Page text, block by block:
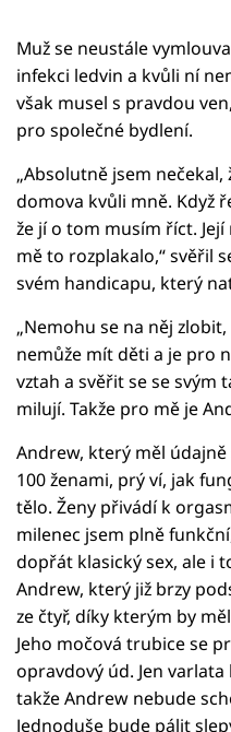
Muž se neustále
infekci ledvin a kvůli ní
však musel s pravdou
pro společné bydlení.
„Absolutně jsem nečekal,
domova kvůli mně. Když
že jí o tom musím říct.
mě to rozplakalo,“ svěřil
svém handicapu, který
„Nemohu se na něj
nemůže mít děti a je pro
vztah a svěřit se se svým
milují. Takže pro mě je
Andrew, který měl
100 ženami, prý ví, jak
tělo. Ženy přivádí k
milenec jsem plně
dopřát klasický sex, ale i
Andrew, který již brzy
ze čtyř, díky kterým by
Jeho močová trubice se
opravdový úd. Jen
takže Andrew nebude
Jednoduše bude pálit